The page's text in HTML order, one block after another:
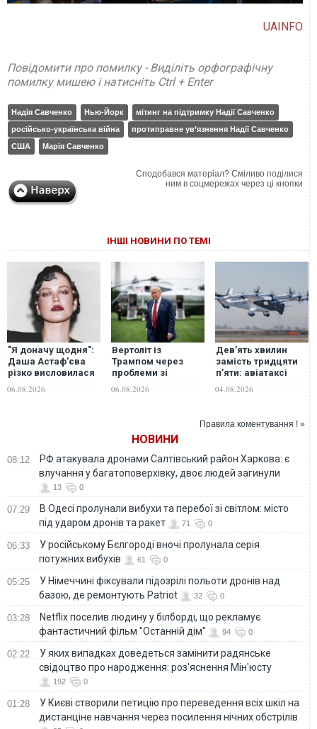
UAINFO
Повідомити про помилку - Виділіть орфографічну
помилку мишею і натисніть Ctrl + Enter
Надія Савченко Нью-Йорк
мітинг на підтримку Надії Савченко
російсько-українська війна
протиправне ув’язнення Надії Савченко
США
Марія Савченко
Сподобався матеріал? Сміливо поділися
ним в соцмережах через ці кнопки
ІНШІ НОВИНИ ПО ТЕМІ
"Я доначу щодня":
Даша Астаф'єва
різко висловилася
про зірок, які
забули про війну
06.08.2026
Вертоліт із
Трампом через
проблеми зі
зв'язком пролетів
поряд із літаком
06.08.2026
Дев’ять хвилин
замість тридцяти
п’яти: авіатаксі
здійснило перший
реальний рейс
04.08.2026
Правила коментування ! »
НОВИНИ
08:12
РФ атакувала дронами Салтівський район Харкова: є
влучання у багатоповерхівку, двоє людей загинули
13 0
07:29
В Одесі пролунали вибухи та перебої зі світлом: місто
під ударом дронів та ракет
71 0
06:33
У російському Бєлгороді вночі пролунала серія
потужних вибухів
61 0
05:25
У Німеччині фіксували підозрілі польоти дронів над
базою, де ремонтують Patriot
32 0
03:28
Netflix поселив людину у білборді, що рекламує
фантастичний фільм "Останній дім"
94 0
02:22
У яких випадках доведеться замінити радянське
свідоцтво про народження: роз'яснення Мін'юсту
192 0
01:28
У Києві створили петицію про переведення всіх шкіл на
дистанціне навчання через посилення нічних обстрілів